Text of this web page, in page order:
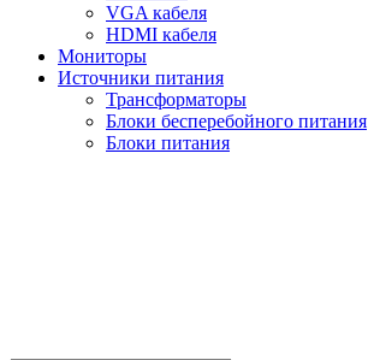
VGA кабеля
HDMI кабеля
Мониторы
Источники питания
Трансформаторы
Блоки бесперебойного питания
Блоки питания